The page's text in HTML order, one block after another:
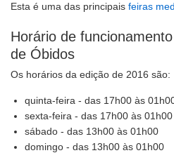
Esta é uma das principais feiras
Horário de
de Óbidos
Os horários da edição de 2016 são:
quinta-feira - das 17h00 às
sexta-feira - das 17h00 às 01h00
sábado - das 13h00 às 01h00
domingo - das 13h00 às 01h00